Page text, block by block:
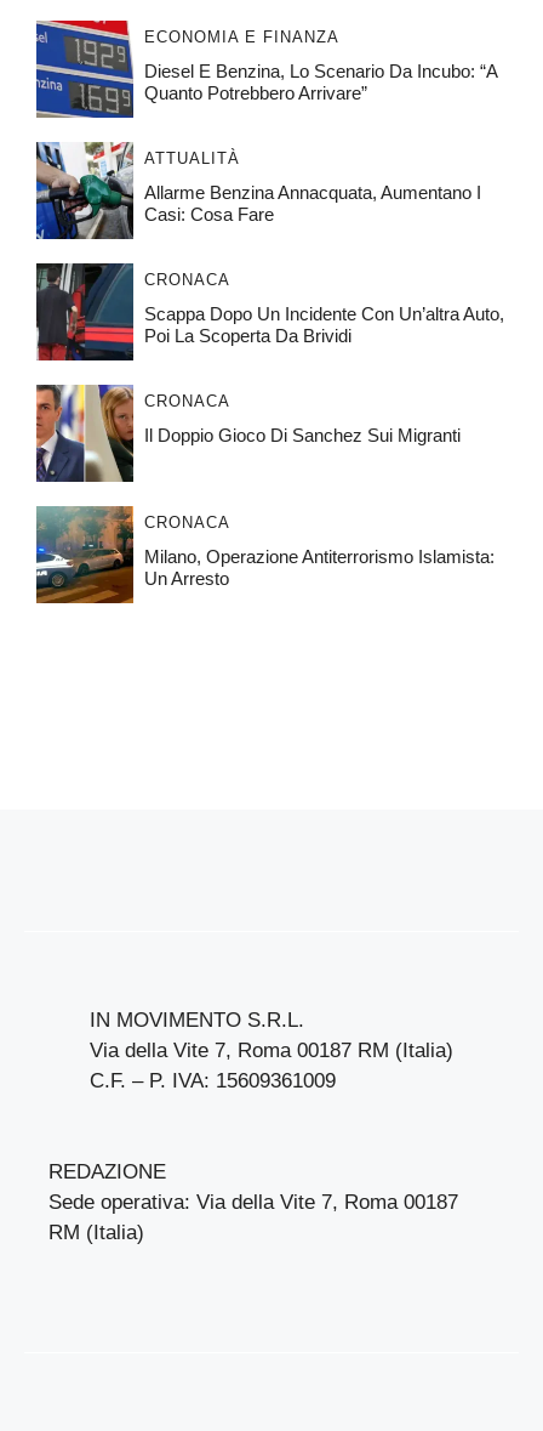
ECONOMIA E FINANZA
Diesel E Benzina, Lo Scenario Da Incubo: “A
Quanto Potrebbero Arrivare”
ATTUALITÀ
Allarme Benzina Annacquata, Aumentano I
Casi: Cosa Fare
CRONACA
Scappa Dopo Un Incidente Con Un’altra Auto,
Poi La Scoperta Da Brividi
CRONACA
Il Doppio Gioco Di Sanchez Sui Migranti
CRONACA
Milano, Operazione Antiterrorismo Islamista:
Un Arresto
IN MOVIMENTO S.R.L.
Via della Vite 7, Roma 00187 RM (Italia)
C.F. – P. IVA: 15609361009
REDAZIONE
Sede operativa: Via della Vite 7, Roma 00187
RM (Italia)